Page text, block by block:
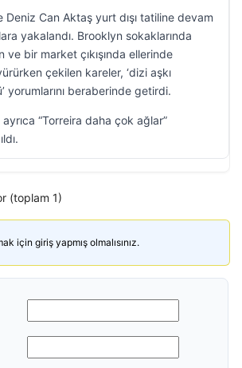
Deniz Can Aktaş yurt dışı tatiline devam
yakalandı. Brooklyn sokaklarında
ve bir market çıkışında ellerinde
çekilen kareler, ‘dizi aşkı
yorumlarını beraberinde getirdi.
“Torreira daha çok ağlar”
(toplam 1)
için giriş yapmış olmalısınız.